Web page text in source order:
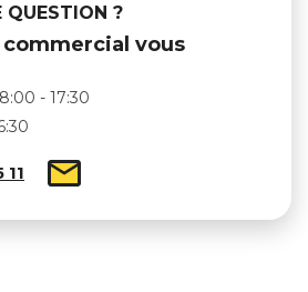
QUESTION ?
vous
- 17:30